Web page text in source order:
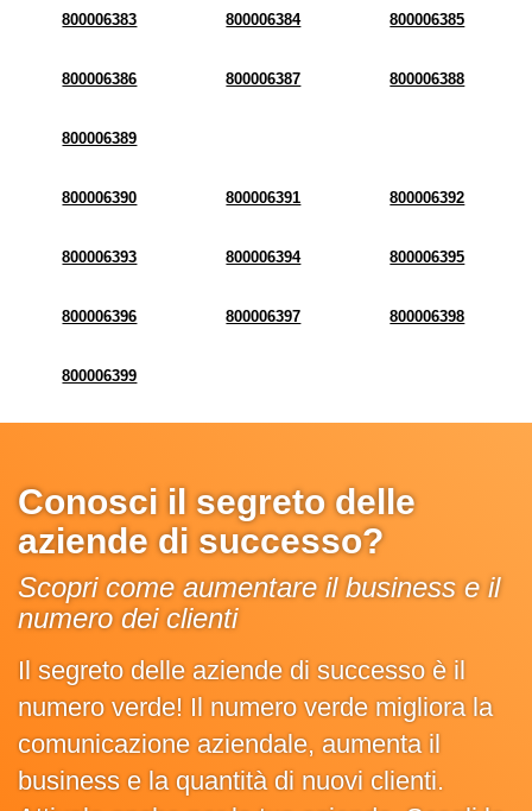
800006383 800006384 800006385
800006386 800006387 800006388
800006389
800006390 800006391 800006392
800006393 800006394 800006395
800006396 800006397 800006398
800006399
Conosci il segreto delle
aziende di successo?
Scopri come aumentare il business e il
numero dei clienti
Il segreto delle aziende di successo è il
numero verde! Il numero verde migliora la
comunicazione aziendale, aumenta il
business e la quantità di nuovi clienti.